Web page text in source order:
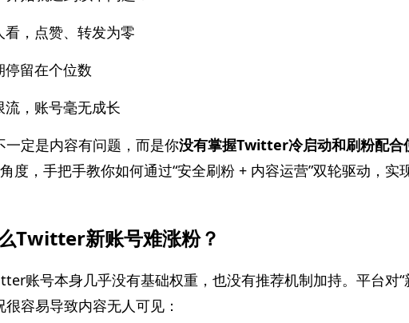
，点赞、转发为零
停留在个位数
流，账号毫无成长
一定是内容有问题，而是你没有掌握Twitter冷启动和刷粉配合
度，手把手教你如何通过“安全刷粉 + 内容运营”双轮驱动，实
Twitter新账号难涨粉？
账号本身几乎没有基础权重，也没有推荐机制加持。平台对“
容易导致内容无人可见：